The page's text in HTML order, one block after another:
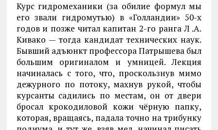
Курс гидромеханики (за обилие формул мы
его звали гидромутью) в «Голландии» 50-х
годов и позже читал капитан 2-го ранга Л .А.
Кивако — тогда кандидат технических наук.
Бывший адъюнкт профессора Патрышева был
большим оригиналом и умницей. Лекция
начиналась с того, что, проскользнув мимо
дежурного по потоку, махнув рукой, чтобы
курсанты садились по местам, он от двери
бросал крокодиловой кожи чёрную папку,
которая, вращаясь, падала точно на трибунку